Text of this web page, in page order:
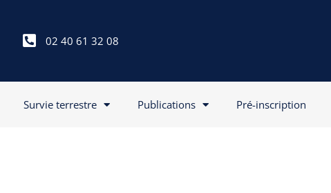
02 40 61 32 08
Survie terrestre Publications Pré-inscription